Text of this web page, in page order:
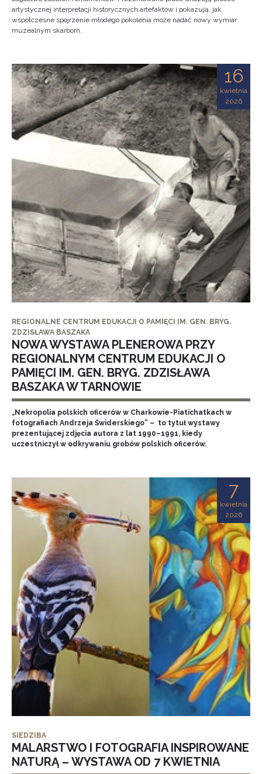
artystycznej interpretacji historycznych artefaktów i pokazują, jak
współczesne spojrzenie młodego pokolenia może nadać nowy wymiar
muzealnym skarbom.
16
kwietnia
2026
REGIONALNE CENTRUM EDUKACJI O PAMIĘCI IM. GEN. BRYG.
ZDZISŁAWA BASZAKA
NOWA WYSTAWA PLENEROWA PRZY
REGIONALNYM CENTRUM EDUKACJI O
PAMIĘCI IM. GEN. BRYG. ZDZISŁAWA
BASZAKA W TARNOWIE
„Nekropolia polskich oficerów w Charkowie-Piatichatkach w
fotografiach Andrzeja Świderskiego” – to tytuł wystawy
prezentującej zdjęcia autora z lat 1990–1991, kiedy
uczestniczył w odkrywaniu grobów polskich oficerów.
7
kwietnia
2026
SIEDZIBA
MALARSTWO I FOTOGRAFIA INSPIROWANE
NATURĄ – WYSTAWA OD 7 KWIETNIA